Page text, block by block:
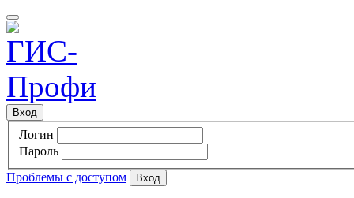
Вход
Логин
Пароль
Проблемы с доступом